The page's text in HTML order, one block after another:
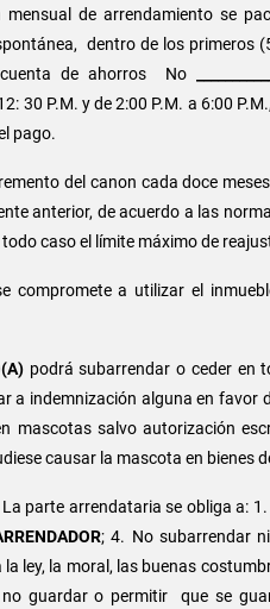
de arrendamiento se
dentro de los primeros
cuenta de ahorros No
a 12: 30 P.M. y de 2:00 P.M. a
pago.
del canon cada doce
anterior, de acuerdo a las
caso el límite máximo de
compromete a utilizar el
podrá subarrendar o ceder en
a indemnización alguna en favor
mascotas salvo autorización
causar la mascota en bienes
La parte arrendataria se obliga a:
; 4. No subarrendar
ley, la moral, las buenas
guardar o permitir que se